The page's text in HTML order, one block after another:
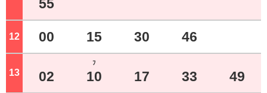
55
12 00 15 30 46
13 02
ﾌ
10 17 33 49